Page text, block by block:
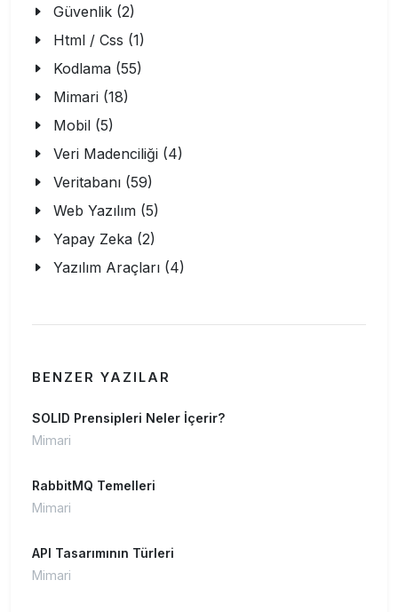
Güvenlik (2)
Html / Css (1)
Kodlama (55)
Mimari (18)
Mobil (5)
Veri Madenciliği (4)
Veritabanı (59)
Web Yazılım (5)
Yapay Zeka (2)
Yazılım Araçları (4)
BENZER YAZILAR
SOLID Prensipleri Neler İçerir?
Mimari
RabbitMQ Temelleri
Mimari
API Tasarımının Türleri
Mimari